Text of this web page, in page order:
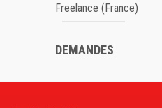
Freelance (France)
DEMANDES